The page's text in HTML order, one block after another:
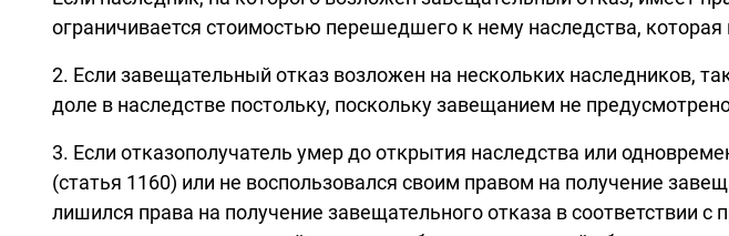
ограничивается стоимостью перешедшего к нему наследства,
2. Если завещательный отказ возложен на нескольких наследников,
доле в наследстве постольку, поскольку завещанием не
3. Если отказополучатель умер до открытия наследства или
(статья 1160) или не воспользовался своим правом на получение
лишился права на получение завещательного отказа в соответствии